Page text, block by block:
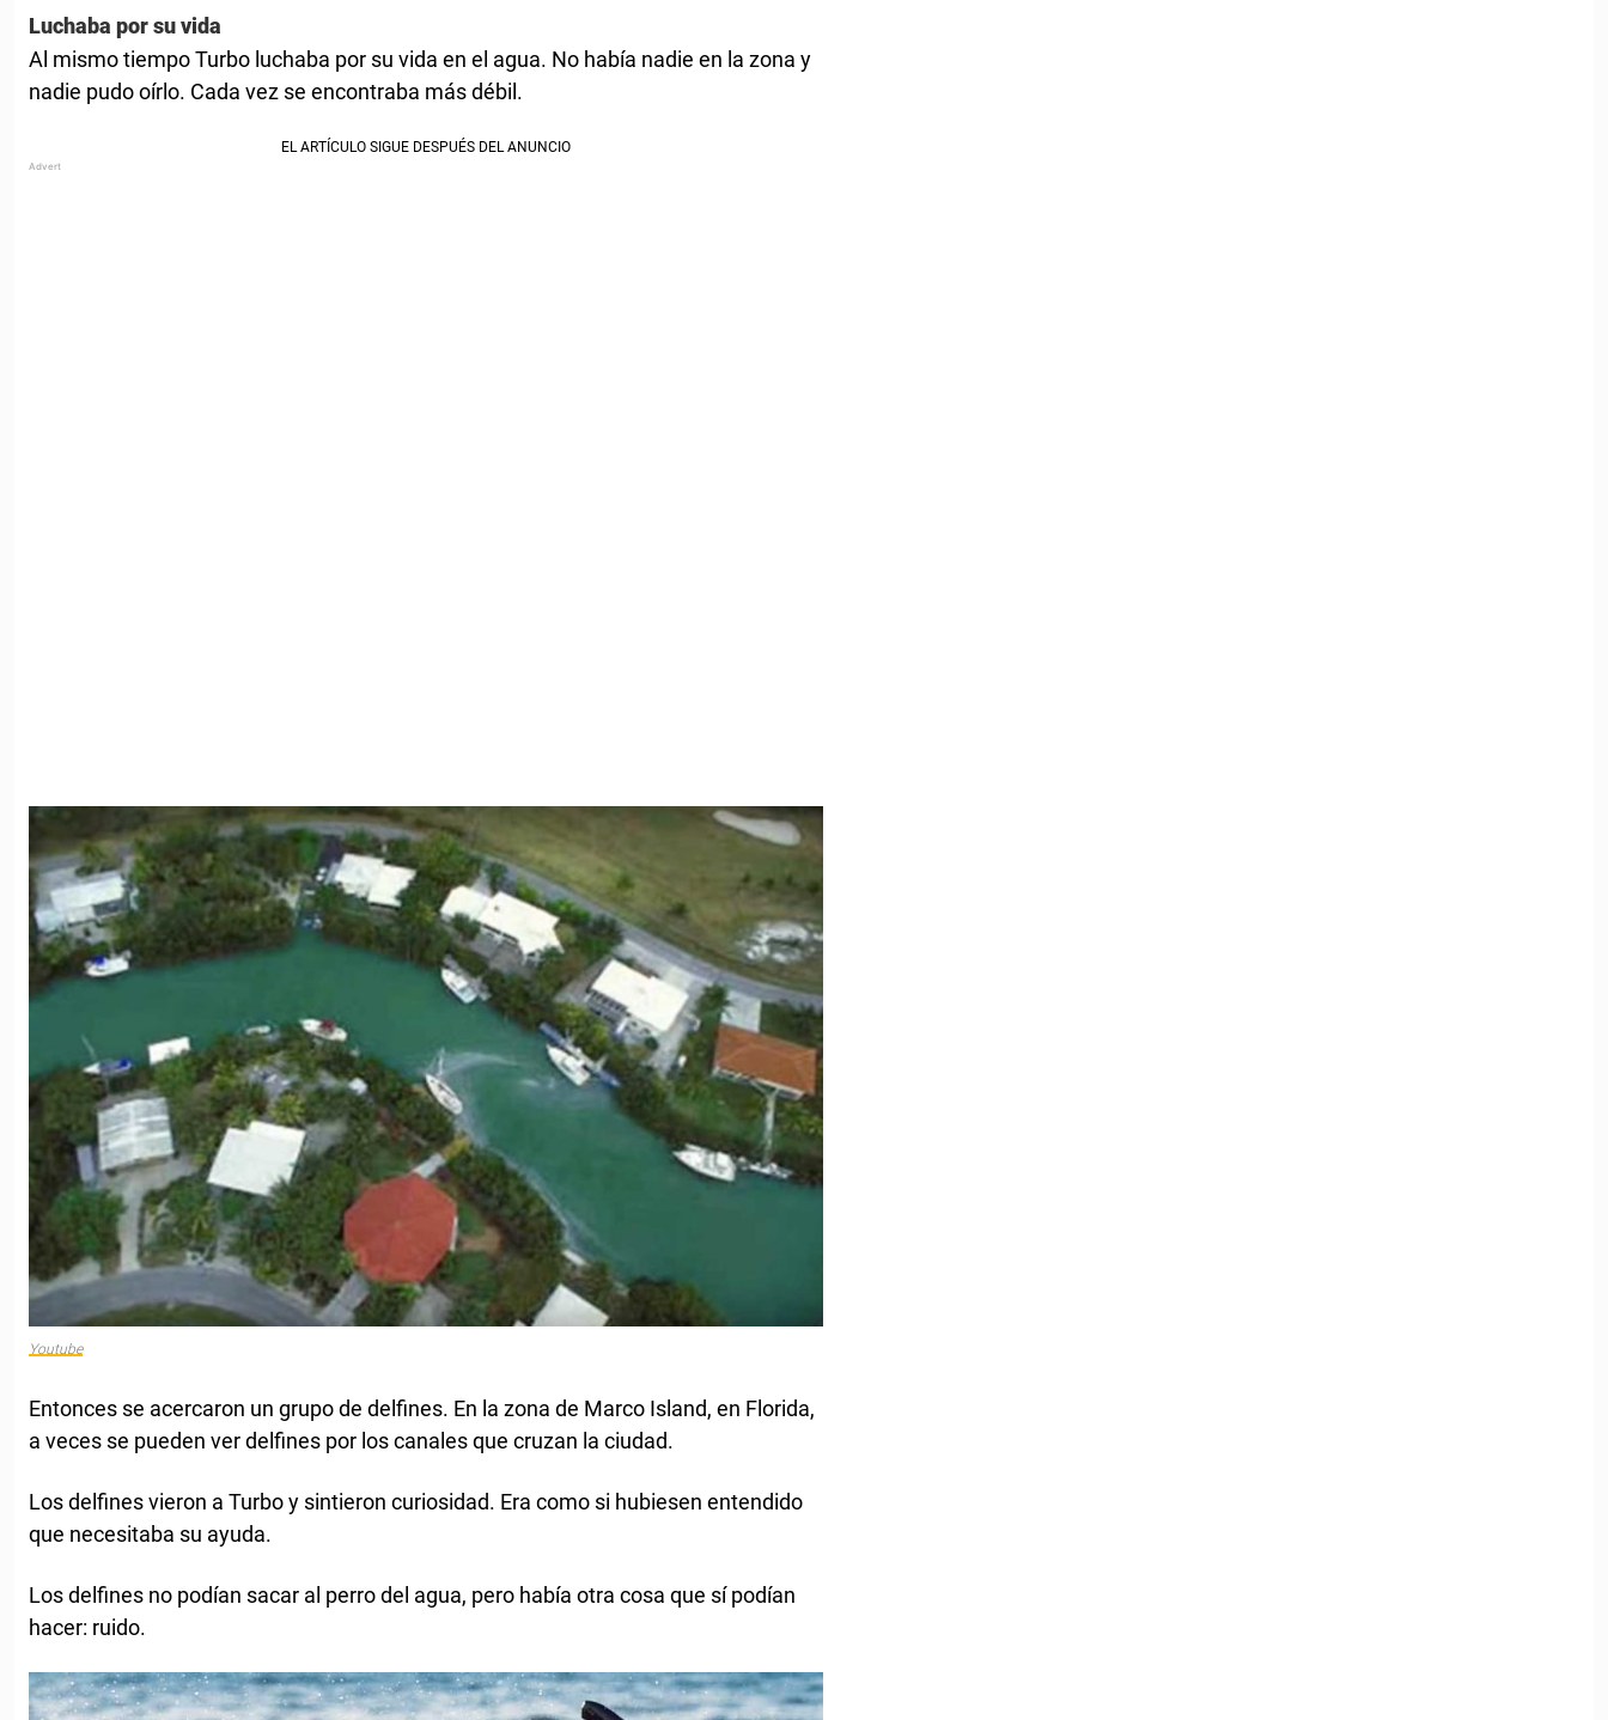
Luchaba por su vida
Al mismo tiempo Turbo luchaba por su vida en el agua. No había nadie en la zona y
nadie pudo oírlo. Cada vez se encontraba más débil.
Youtube
Entonces se acercaron un grupo de delfines. En la zona de Marco Island, en Florida,
a veces se pueden ver delfines por los canales que cruzan la ciudad.
Los delfines vieron a Turbo y sintieron curiosidad. Era como si hubiesen entendido
que necesitaba su ayuda.
Los delfines no podían sacar al perro del agua, pero había otra cosa que sí podían
hacer: ruido.